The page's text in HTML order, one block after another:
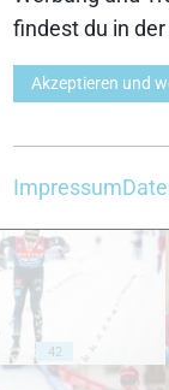
42
findest du in der
Akzeptieren und
Impressum